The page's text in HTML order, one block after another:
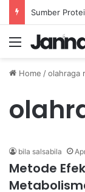
Menu
Home /olahraga
bila salsabila
Metode